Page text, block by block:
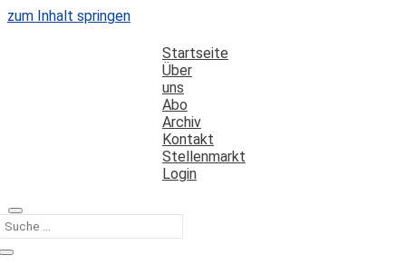
zum Inhalt springen
Startseite
Über
uns
Abo
Archiv
Kontakt
Stellenmarkt
Login
Kategorie